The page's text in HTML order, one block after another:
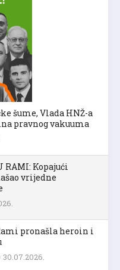
šume, Vlada HNŽ-a
pravnog vakuuma
RAMI: Kopajući
vrijedne
pronašla heroin i
30.07.2026.